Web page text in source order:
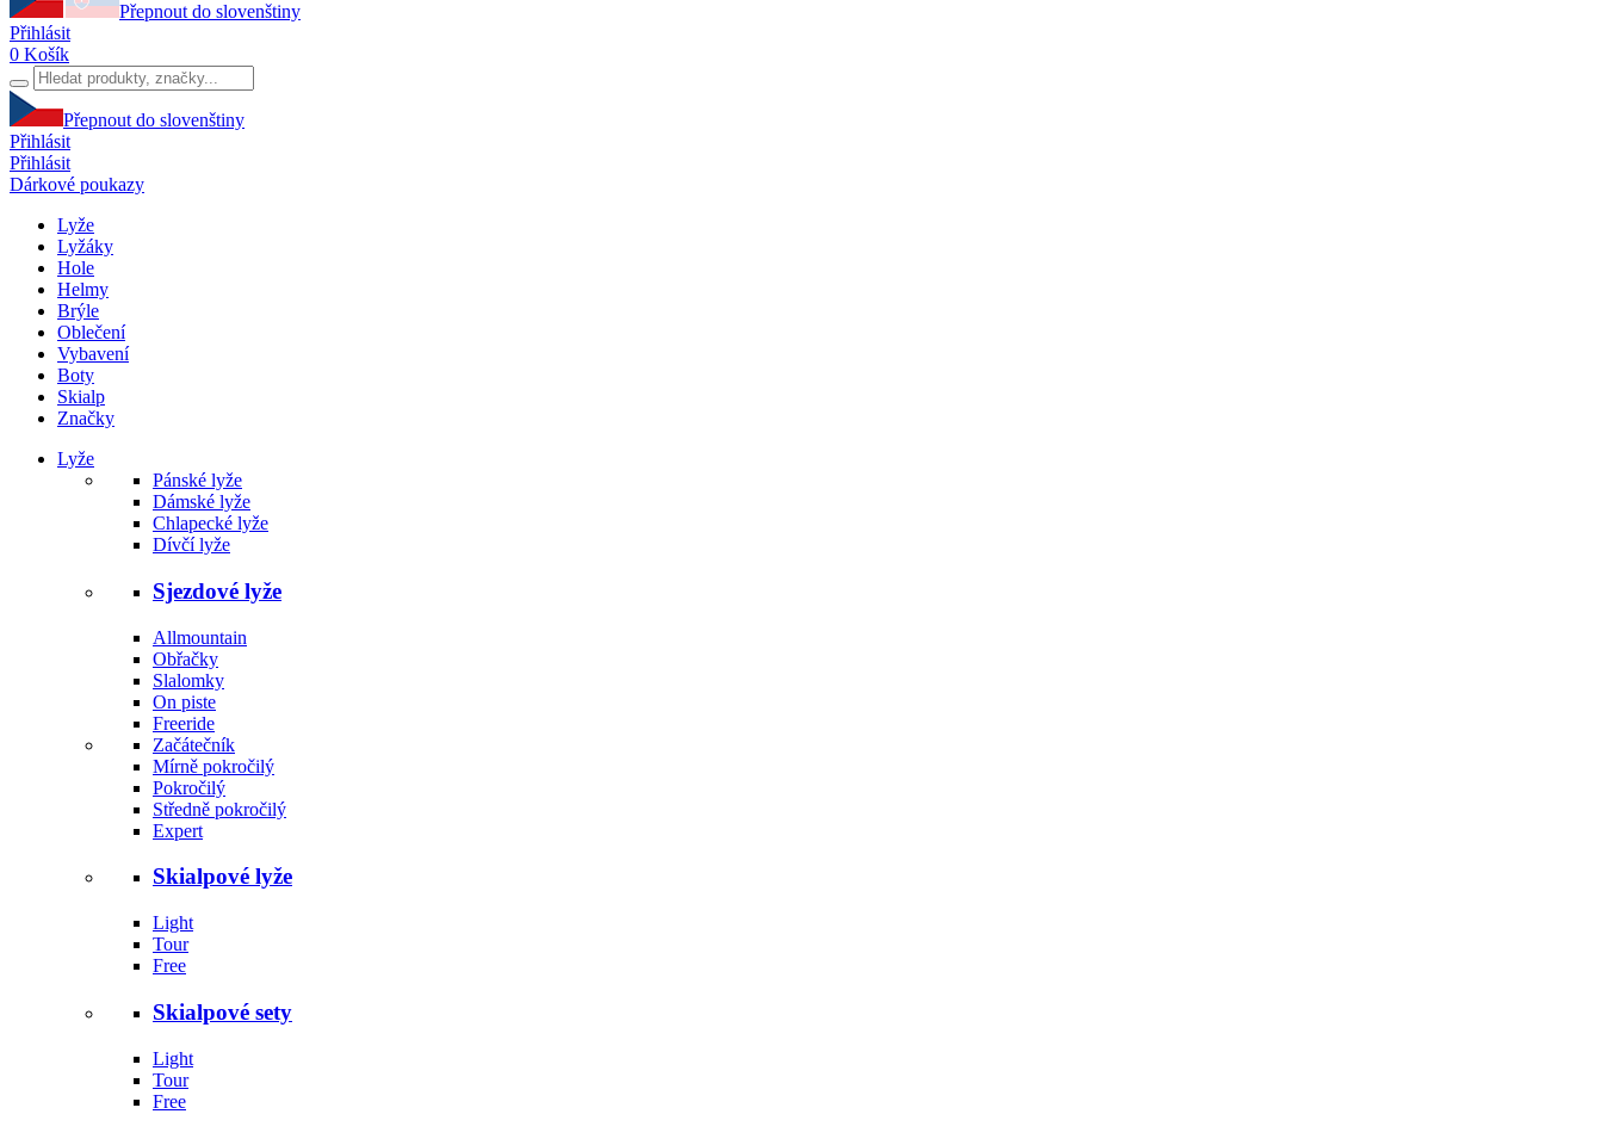
Přepnout do slovenštiny
Přihlásit
0 Košík
Přepnout do slovenštiny
Přihlásit
Přihlásit
Dárkové poukazy
Lyže
Lyžáky
Hole
Helmy
Brýle
Oblečení
Vybavení
Boty
Skialp
Značky
Lyže
Pánské lyže
Dámské lyže
Chlapecké lyže
Dívčí lyže
Sjezdové lyže
Allmountain
Obřačky
Slalomky
On piste
Freeride
Začátečník
Mírně pokročilý
Pokročilý
Středně pokročilý
Expert
Skialpové lyže
Light
Tour
Free
Skialpové sety
Light
Tour
Free